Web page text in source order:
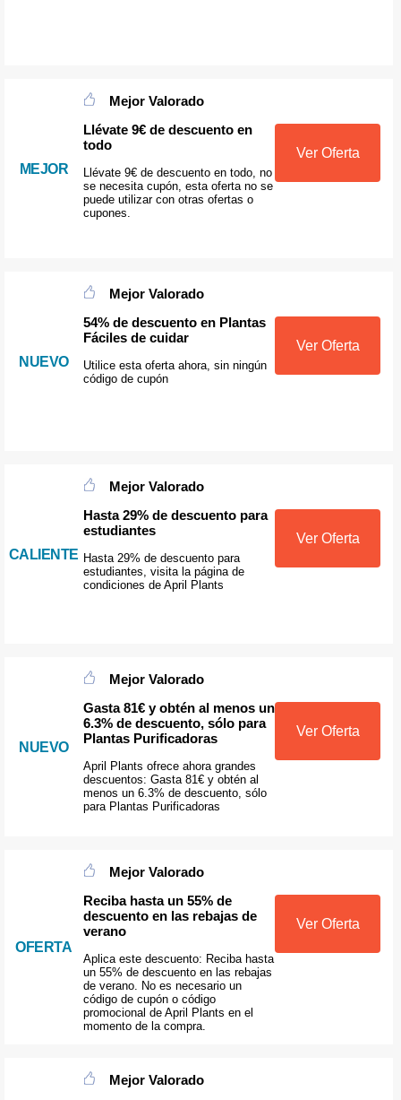
MEJOR
Mejor Valorado
Llévate 9€ de descuento en
todo
Llévate 9€ de descuento en todo, no
se necesita cupón, esta oferta no se
puede utilizar con otras ofertas o
cupones.
Ver Oferta
NUEVO
Mejor Valorado
54% de descuento en Plantas
Fáciles de cuidar
Utilice esta oferta ahora, sin ningún
código de cupón
Ver Oferta
CALIENTE
Mejor Valorado
Hasta 29% de descuento para
estudiantes
Hasta 29% de descuento para
estudiantes, visita la página de
condiciones de April Plants
Ver Oferta
NUEVO
Mejor Valorado
Gasta 81€ y obtén al menos un
6.3% de descuento, sólo para
Plantas Purificadoras
April Plants ofrece ahora grandes
descuentos: Gasta 81€ y obtén al
menos un 6.3% de descuento, sólo
para Plantas Purificadoras
Ver Oferta
OFERTA
Mejor Valorado
Reciba hasta un 55% de
descuento en las rebajas de
verano
Aplica este descuento: Reciba hasta
un 55% de descuento en las rebajas
de verano. No es necesario un
código de cupón o código
promocional de April Plants en el
momento de la compra.
Ver Oferta
Mejor Valorado